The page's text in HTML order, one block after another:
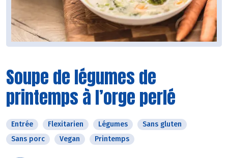
Soupe de légumes de
printemps à l’orge perlé
Entrée Flexitarien Légumes
Sans gluten
Sans porc
Vegan Printemps